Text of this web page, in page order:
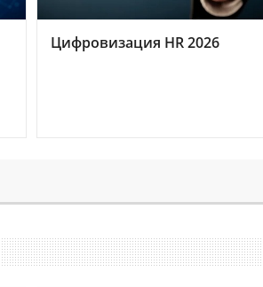
Цифровизация HR 2026